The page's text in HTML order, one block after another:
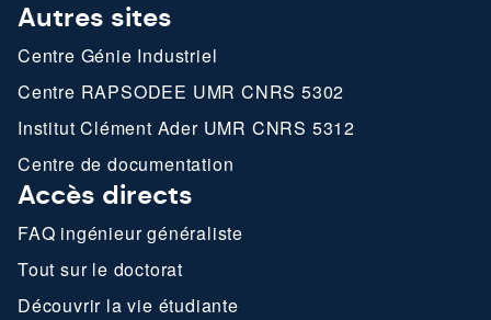
Autres sites
Centre Génie Industriel
Centre RAPSODEE UMR CNRS 5302
Institut Clément Ader UMR CNRS 5312
Centre de documentation
Accès directs
FAQ ingénieur généraliste
Tout sur le doctorat
Découvrir la vie étudiante